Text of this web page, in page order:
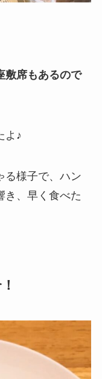
敷席もあるので
よ♪
る様子で、ハン
き、早く食べた